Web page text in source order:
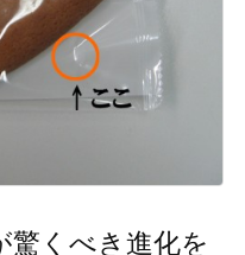
驚くべき進化を